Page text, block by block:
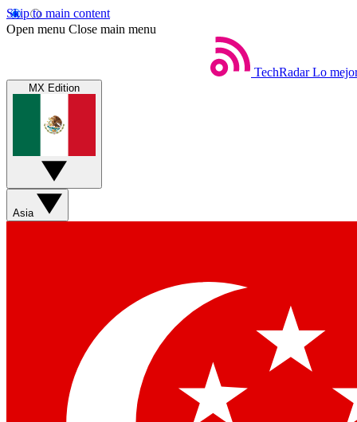
Skip to main content
Open menu Close main menu
TechRadar Lo
MX Edition
Asia